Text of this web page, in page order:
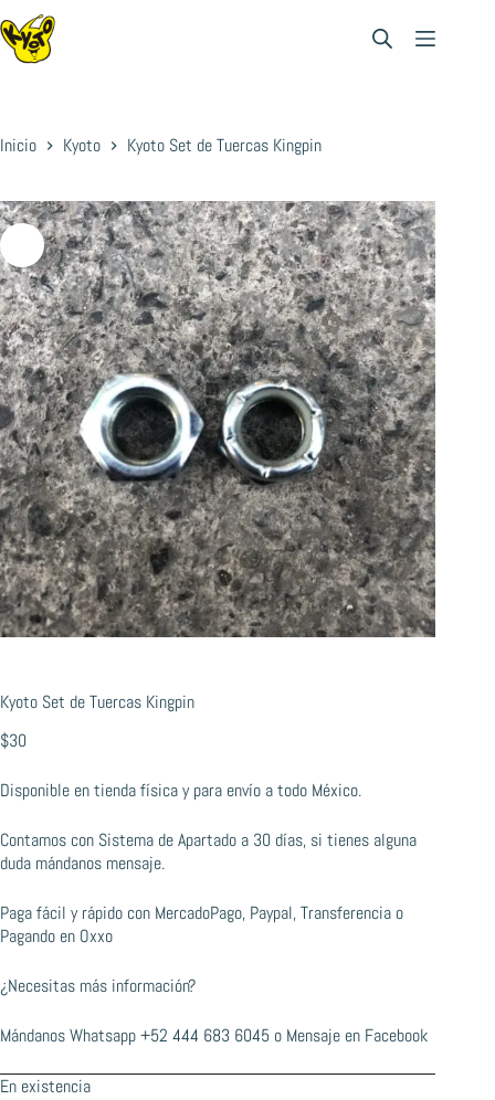
Saltar
al
contenido
Inicio Kyoto Kyoto Set de Tuercas Kingpin
Kyoto Set de Tuercas Kingpin
$30
Disponible en tienda física y para envío a todo México.
Contamos con Sistema de Apartado a 30 días, si tienes alguna
duda mándanos mensaje.
Paga fácil y rápido con MercadoPago, Paypal, Transferencia o
Pagando en Oxxo
¿Necesitas más información?
Mándanos Whatsapp+52 444 683 6045 o Mensaje en Facebook
En existencia